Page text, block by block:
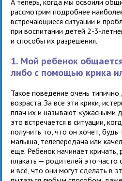
рассмотрим подробнее
встречающиеся ситуации и
при воспитании детей 2-3-
и способы их разрешения.
1. Мой ребенок
либо с помощью крика
Такое поведение очень типично
возраста. За все эти крики,
плач их и называют «ужасными
это встречается в ситуации,
получить то, что он хочет, будь
малыша, телепередача или
еще. Ребенок начинает кричать,
плакать — родителей это часто
и всё, что они могут сделать в